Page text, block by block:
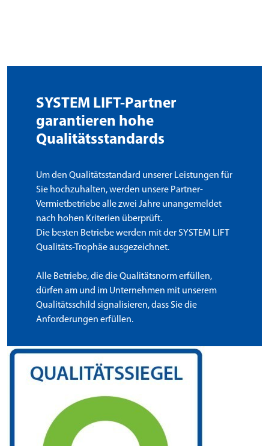
SYSTEM LIFT-Partner
garantieren hohe
Qualitätsstandards
Um den Qualitätsstandard unserer Leistungen für
Sie hochzuhalten, werden unsere Partner-
Vermietbetriebe alle zwei Jahre unangemeldet
nach hohen Kriterien überprüft.
Die besten Betriebe werden mit der SYSTEM LIFT
Qualitäts-Trophäe ausgezeichnet.
Alle Betriebe, die die Qualitätsnorm erfüllen,
dürfen am und im Unternehmen mit unserem
Qualitätsschild signalisieren, dass Sie die
Anforderungen erfüllen.